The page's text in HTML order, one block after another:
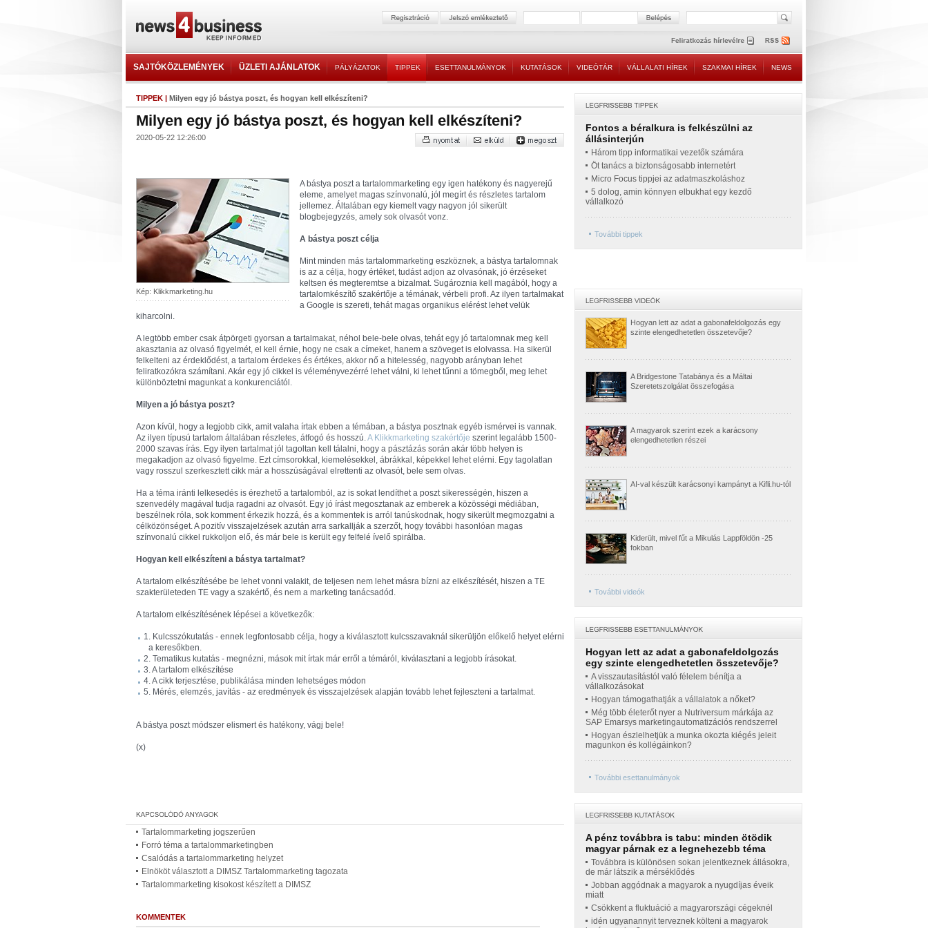
SAJTÓKÖZLEMÉNYEK ÜZLETI AJÁNLATOK PÁLYÁZATOK TIPPEK ESETTANULMÁNYOK KUTATÁSOK VIDEÓTÁR VÁLLALATI HÍREK SZAKMAI HÍREK NEWS
TIPPEK | Milyen egy jó bástya poszt, és hogyan kell elkészíteni?
Milyen egy jó bástya poszt, és hogyan kell elkészíteni?
2020-05-22 12:26:00
Kép: Klikkmarketing.hu
A bástya poszt a tartalommarketing egy igen hatékony és nagyerejű
eleme, amelyet magas színvonalú, jól megírt és részletes tartalom
jellemez. Általában egy kiemelt vagy nagyon jól sikerült
blogbejegyzés, amely sok olvasót vonz.
A bástya poszt célja
Mint minden más tartalommarketing eszköznek, a bástya tartalomnak
is az a célja, hogy értéket, tudást adjon az olvasónak, jó érzéseket
keltsen és megteremtse a bizalmat. Sugároznia kell magából, hogy a
tartalomkészítő szakértője a témának, vérbeli profi. Az ilyen tartalmakat
a Google is szereti, tehát magas organikus elérést lehet velük
kiharcolni.
A legtöbb ember csak átpörgeti gyorsan a tartalmakat, néhol bele-bele olvas, tehát egy jó tartalomnak meg kell
akasztania az olvasó figyelmét, el kell érnie, hogy ne csak a címeket, hanem a szöveget is elolvassa. Ha sikerül
felkelteni az érdeklődést, a tartalom érdekes és értékes, akkor nő a hitelesség, nagyobb arányban lehet
feliratkozókra számítani. Akár egy jó cikkel is véleményvezérré lehet válni, ki lehet tűnni a tömegből, meg lehet
különböztetni magunkat a konkurenciától.
Milyen a jó bástya poszt?
Azon kívül, hogy a legjobb cikk, amit valaha írtak ebben a témában, a bástya posztnak egyéb ismérvei is vannak.
Az ilyen típusú tartalom általában részletes, átfogó és hosszú.A Klikkmarketing szakértője szerint legalább 1500-
2000 szavas írás. Egy ilyen tartalmat jól tagoltan kell tálalni, hogy a pásztázás során akár több helyen is
megakadjon az olvasó figyelme. Ezt címsorokkal, kiemelésekkel, ábrákkal, képekkel lehet elérni. Egy tagolatlan
vagy rosszul szerkesztett cikk már a hosszúságával elrettenti az olvasót, bele sem olvas.
Ha a téma iránti lelkesedés is érezhető a tartalomból, az is sokat lendíthet a poszt sikerességén, hiszen a
szenvedély magával tudja ragadni az olvasót. Egy jó írást megosztanak az emberek a közösségi médiában,
beszélnek róla, sok komment érkezik hozzá, és a kommentek is arról tanúskodnak, hogy sikerült megmozgatni a
célközönséget. A pozitív visszajelzések azután arra sarkallják a szerzőt, hogy további hasonlóan magas
színvonalú cikkel rukkoljon elő, és már bele is került egy felfelé ívelő spirálba.
Hogyan kell elkészíteni a bástya tartalmat?
A tartalom elkészítésébe be lehet vonni valakit, de teljesen nem lehet másra bízni az elkészítését, hiszen a TE
szakterületeden TE vagy a szakértő, és nem a marketing tanácsadód.
A tartalom elkészítésének lépései a következők:
1. Kulcsszókutatás - ennek legfontosabb célja, hogy a kiválasztott kulcsszavaknál sikerüljön előkelő helyet elérni
a keresőkben.
2. Tematikus kutatás - megnézni, mások mit írtak már erről a témáról, kiválasztani a legjobb írásokat.
3. A tartalom elkészítése
4. A cikk terjesztése, publikálása minden lehetséges módon
5. Mérés, elemzés, javítás - az eredmények és visszajelzések alapján tovább lehet fejleszteni a tartalmat.
A bástya poszt módszer elismert és hatékony, vágj bele!
(x)
Tartalommarketing jogszerűen
Forró téma a tartalommarketingben
Csalódás a tartalommarketing helyzet
Elnököt választott a DIMSZ Tartalommarketing tagozata
Tartalommarketing kisokost készített a DIMSZ
Fontos a béralkura is felkészülni az
állásinterjún
Három tipp informatikai vezetők számára
Öt tanács a biztonságosabb internetért
Micro Focus tippjei az adatmaszkoláshoz
5 dolog, amin könnyen elbukhat egy kezdő
vállalkozó
További tippek
Hogyan lett az adat a gabonafeldolgozás egy
szinte elengedhetetlen összetevője?
A Bridgestone Tatabánya és a Máltai
Szeretetszolgálat összefogása
A magyarok szerint ezek a karácsony
elengedhetetlen részei
AI-val készült karácsonyi kampányt a Kifli.hu-tól
Kiderült, mivel fűt a Mikulás Lappföldön -25
fokban
További videók
Hogyan lett az adat a gabonafeldolgozás
egy szinte elengedhetetlen összetevője?
A visszautasítástól való félelem bénítja a
vállalkozásokat
Hogyan támogathatják a vállalatok a nőket?
Még több életerőt nyer a Nutriversum márkája az
SAP Emarsys marketingautomatizációs rendszerrel
Hogyan észlelhetjük a munka okozta kiégés jeleit
magunkon és kollégáinkon?
További esettanulmányok
A pénz továbbra is tabu: minden ötödik
magyar párnak ez a legnehezebb téma
Továbbra is különösen sokan jelentkeznek állásokra,
de már látszik a mérséklődés
Jobban aggódnak a magyarok a nyugdíjas éveik
miatt
Csökkent a fluktuáció a magyarországi cégeknél
idén ugyanannyit terveznek költeni a magyarok